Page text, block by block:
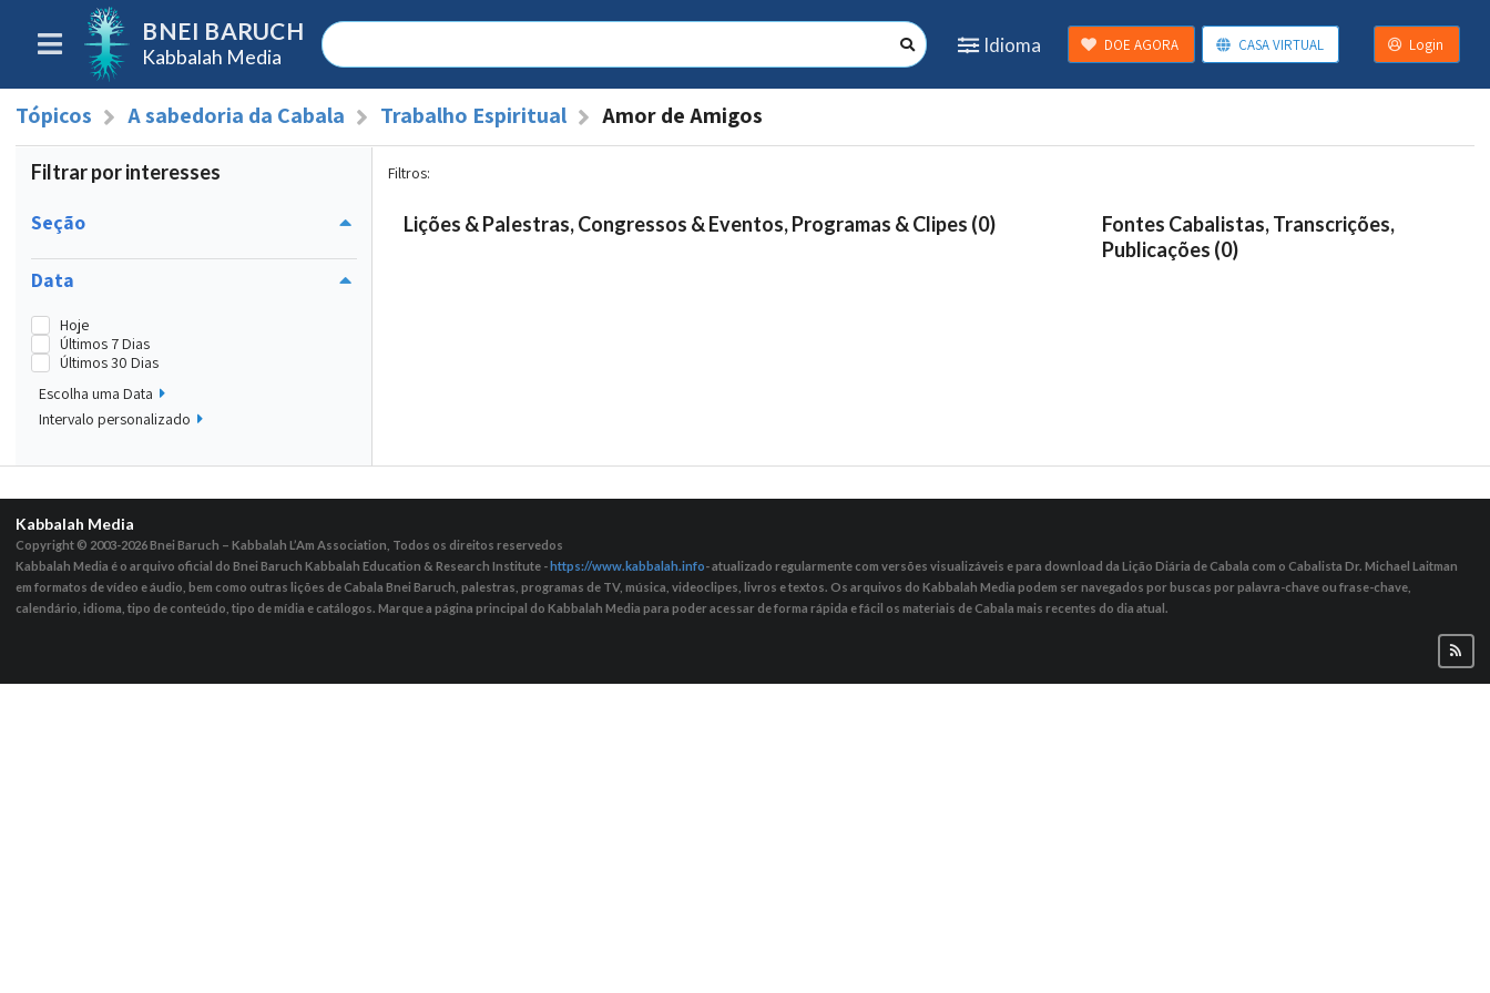
BNEI BARUCH
Kabbalah Media
Idioma DOE AGORA CASA VIRTUAL Login
Tópicos A sabedoria da Cabala Trabalho Espiritual Amor de Amigos
Filtrar por interesses
Seção
Data
Hoje
Últimos 7 Dias
Últimos 30 Dias
Escolha uma Data
Intervalo personalizado
Filtros:
Lições & Palestras, Congressos & Eventos, Programas & Clipes (0)
Fontes Cabalistas, Transcrições,
Publicações (0)
Kabbalah Media
Copyright © 2003-2026Bnei Baruch – Kabbalah L’Am Association, Todos os direitos reservedos
Kabbalah Media é o arquivo oficial do Bnei Baruch Kabbalah Education & Research Institute -https://www.kabbalah.info- atualizado regularmente com versões visualizáveis ​​e para download da Lição Diária de Cabala com o Cabalista Dr. Michael Laitman
em formatos de vídeo e áudio, bem como outras lições de Cabala Bnei Baruch, palestras, programas de TV, música, videoclipes, livros e textos. Os arquivos do Kabbalah Media podem ser navegados por buscas por palavra-chave ou frase-chave,
calendário, idioma, tipo de conteúdo, tipo de mídia e catálogos. Marque a página principal do Kabbalah Media para poder acessar de forma rápida e fácil os materiais de Cabala mais recentes do dia atual.